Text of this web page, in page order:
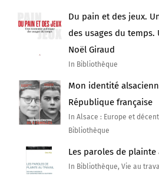
Du pain et des jeux.
des usages du temps.
Noël Giraud
In Bibliothèque
Mon identité
République française
In Alsace : Europe et
Bibliothèque
Les paroles de plainte
In Bibliothèque, Vie au